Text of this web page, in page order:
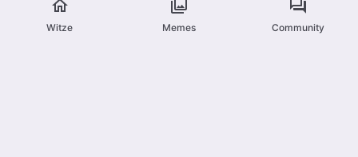
Witze Memes Community